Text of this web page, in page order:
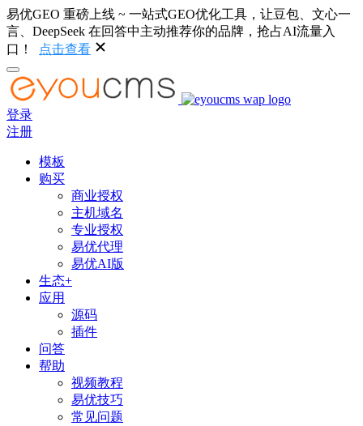
易优GEO 重磅上线 ~ 一站式GEO优化工具，让豆包、文心一
言、DeepSeek 在回答中主动推荐你的品牌，抢占AI流量入
口！
点击查看
登录
注册
模板
购买
商业授权
主机域名
专业授权
易优代理
易优AI版
生态+
应用
源码
插件
问答
帮助
视频教程
易优技巧
常见问题